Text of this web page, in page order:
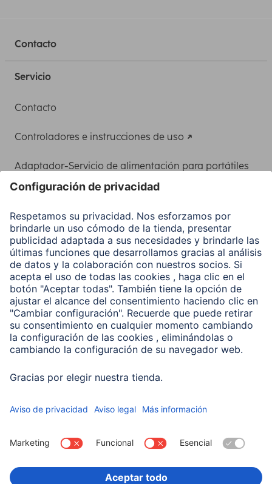
Contacto
Servicio
Contacto
Controladores e instrucciones de uso
Adaptador-Servicio de alimentación para portátiles
Clientes online
Conviértete en distribuidor
Compañía
Historia de la empresa
Hama en todo el Mundo
Sostenibilidad
Business-Portal